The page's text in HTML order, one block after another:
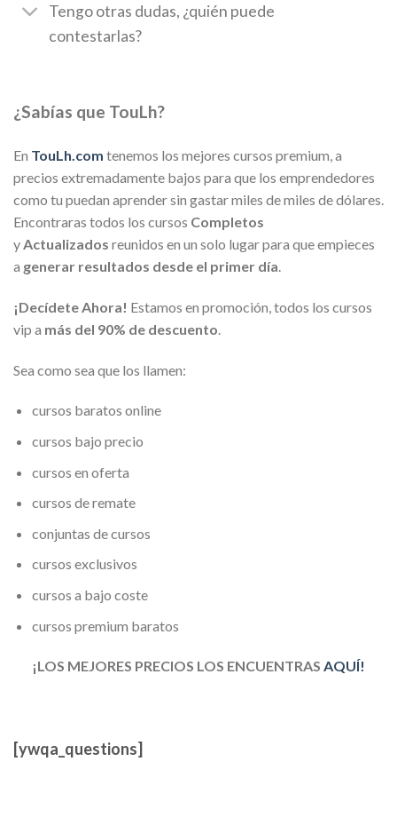
Tengo otras dudas, ¿quién puede
contestarlas?
¿Sabías que TouLh?
En TouLh.com tenemos los mejores cursos premium, a
precios extremadamente bajos para que los emprendedores
como tu puedan aprender sin gastar miles de miles de dólares.
Encontraras todos los cursos Completos
yActualizados reunidos en un solo lugar para que empieces
a generar resultados desde el primer día.
¡Decídete Ahora! Estamos en promoción, todos los cursos
vip a más del 90% de descuento.
Sea como sea que los llamen:
cursos baratos online
cursos bajo precio
cursos en oferta
cursos de remate
conjuntas de cursos
cursos exclusivos
cursos a bajo coste
cursos premium baratos
¡LOS MEJORES PRECIOS LOS ENCUENTRAS AQUÍ!
[ywqa_questions]